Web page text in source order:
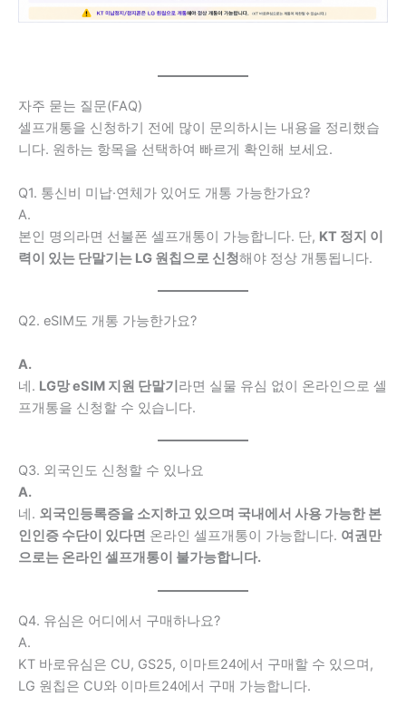
자주 묻는 질문(FAQ)
셀프개통을 신청하기 전에 많이 문의하시는 내용을 정리했습
니다. 원하는 항목을 선택하여 빠르게 확인해 보세요.
Q1. 통신비 미납·연체가 있어도 개통 가능한가요?
A.
본인 명의라면 선불폰 셀프개통이 가능합니다. 단, KT 정지 이
력이 있는 단말기는 LG 원칩으로 신청해야 정상 개통됩니다.
Q2. eSIM도 개통 가능한가요?
A.
네. LG망 eSIM 지원 단말기 라면 실물 유심 없이 온라인으로 셀
프개통을 신청할 수 있습니다.
Q3. 외국인도 신청할 수 있나요
A.
네. 외국인등록증을 소지하고 있으며 국내에서 사용 가능한 본
인인증 수단이 있다면 온라인 셀프개통이 가능합니다. 여권만
으로는 온라인 셀프개통이 불가능합니다.
Q4. 유심은 어디에서 구매하나요?
A.
KT 바로유심은 CU, GS25, 이마트24에서 구매할 수 있으며,
LG 원칩은 CU와 이마트24에서 구매 가능합니다.